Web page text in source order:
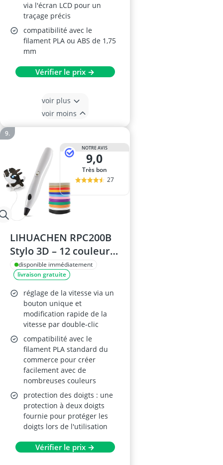
via l'écran LCD pour un
traçage précis
compatibilité avec le
filament PLA ou ABS de 1,75
mm
Vérifier le prix →
voir plus
voir moins
NOTRE AVIS
9,0
Très bon
27
LIHUACHEN RPC200B
Stylo 3D – 12 couleurs
PLA, protection des
doigts, gabarits de
dessin, DIY
disponible immédiatement
livraison gratuite
réglage de la vitesse via un
bouton unique et
modification rapide de la
vitesse par double-clic
compatibilité avec le
filament PLA standard du
commerce pour créer
facilement avec de
nombreuses couleurs
protection des doigts : une
protection à deux doigts
fournie pour protéger les
doigts lors de l'utilisation
Vérifier le prix →